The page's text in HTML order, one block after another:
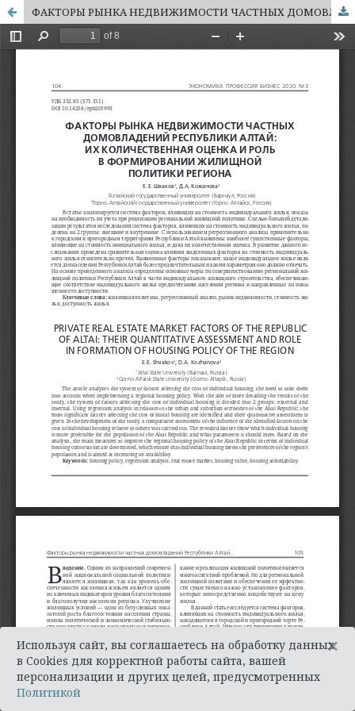
ФАКТОРЫ РЫНКА НЕДВИЖИМОСТИ ЧАСТНЫХ ДОМОВЛАДЕНИЙ РЕСПУБЛИКИ АЛТАЙ: ИХ КОЛИЧЕСТВЕННАЯ ОЦЕНКА И РОЛЬ В ФОРМИРОВАНИИ ЖИЛИЩНОЙ ПОЛИТИКИ РЕГИОНА
Используя сайт, вы соглашаетесь на обработку данных
в Cookies для корректной работы сайта, вашей
персонализации и других целей, предусмотренных
Политикой
×